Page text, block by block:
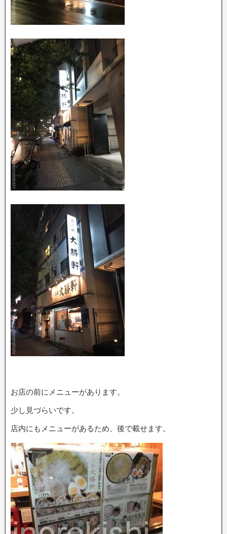
お店の前にメニューがあります。
少し見づらいです。
店内にもメニューがあるため、後で載せます。